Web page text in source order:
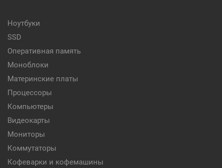
Ноутбуки
SSD
Оперативная память
Моноблоки
Материнские платы
Процессоры
Компьютеры
Видеокарты
Мониторы
Коммутаторы
Кофеварки и кофемашины